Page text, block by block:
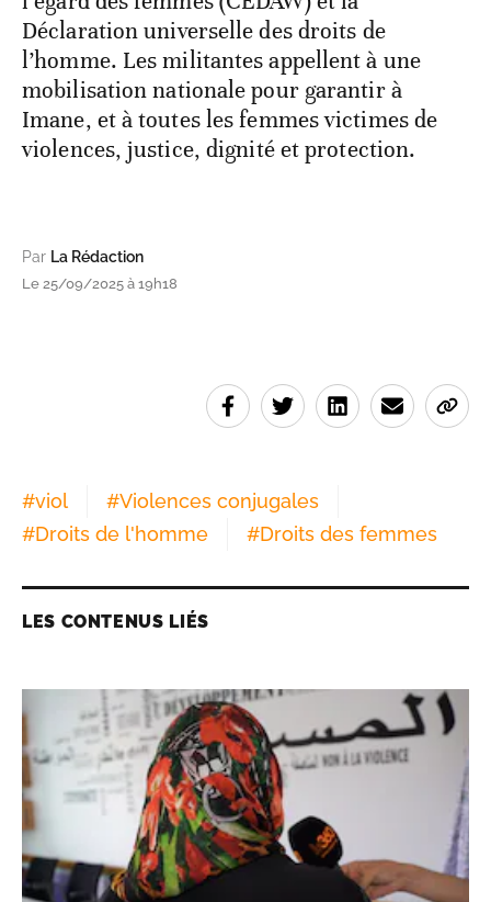
Déclaration universelle des droits de
l’homme. Les militantes appellent à une
mobilisation nationale pour garantir à
Imane, et à toutes les femmes victimes de
violences, justice, dignité et protection.
Par La Rédaction
Le 25/09/2025 à 19h18
#viol #Violences conjugales
#Droits de l'homme #Droits des femmes
LES CONTENUS LIÉS